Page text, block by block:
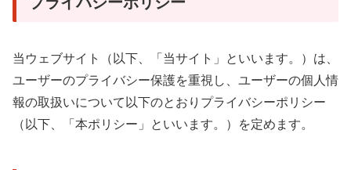
当ウェブサイト（以下、「当サイト」といいます。）は、
ユーザーのプライバシー保護を重視し、ユーザーの個人情
報の取扱いについて以下のとおりプライバシーポリシー
（以下、「本ポリシー」といいます。）を定めます。